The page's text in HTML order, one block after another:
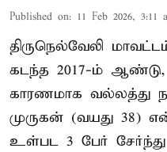
Published on: 11 Feb 2026, 3:11
திருநெல்வேலி
கடந்த 2017-ம் ஆண்டு,
காரணமாக வல்லத்து
முருகன் (வயது 38)
உள்பட 3 பேர்